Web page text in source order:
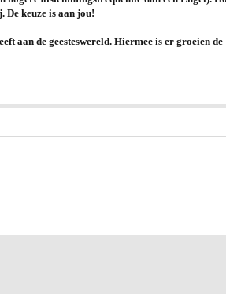
De keuze is aan jou!
aan de geesteswereld. Hiermee is er groeien de